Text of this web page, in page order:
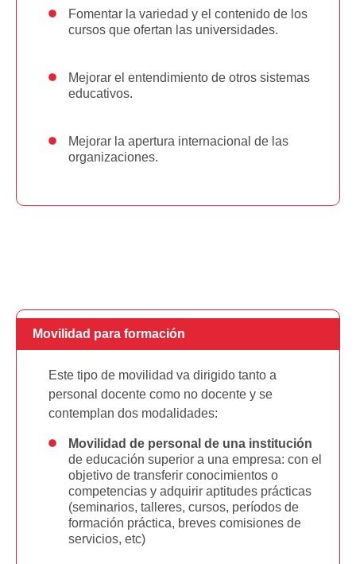
Fomentar la variedad y el contenido de los
cursos que ofertan las universidades.
Mejorar el entendimiento de otros sistemas
educativos.
Mejorar la apertura internacional de las
organizaciones.
Movilidad para formación
Este tipo de movilidad va dirigido tanto a
personal docente como no docente y se
contemplan dos modalidades:
Movilidad de personal de una institución
de educación superior a una empresa: con el
objetivo de transferir conocimientos o
competencias y adquirir aptitudes prácticas
(seminarios, talleres, cursos, períodos de
formación práctica, breves comisiones de
servicios, etc)